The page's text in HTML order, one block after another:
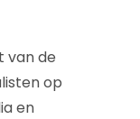
van de
op
en